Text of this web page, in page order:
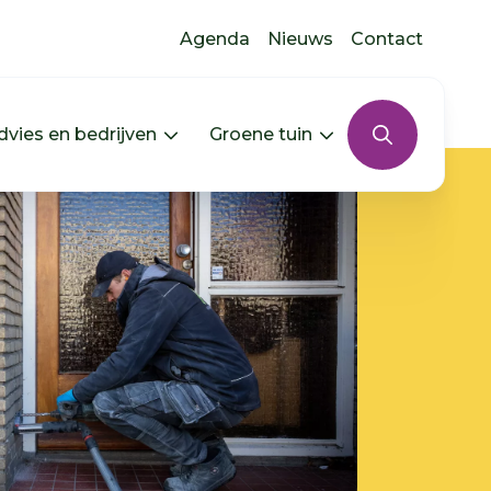
Agenda Nieuws Contact
uitklappen
jouw buurt uitklappen
en bedrijven Menu Advies en bedrijven
Groene tuin Menu Groene